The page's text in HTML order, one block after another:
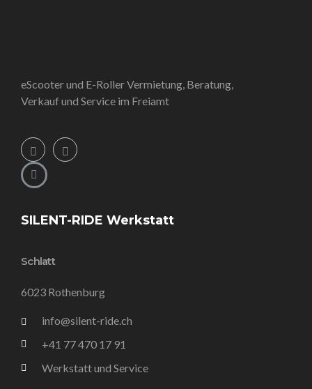
eScooter und E-Roller Vermietung, Beratung,
Verkauf und Service im Freiamt
SILENT-RIDE Werkstatt
Schlatt
6023 Rothenburg
info@silent-ride.ch
+41 77 470 17 91
Werkstatt und Service